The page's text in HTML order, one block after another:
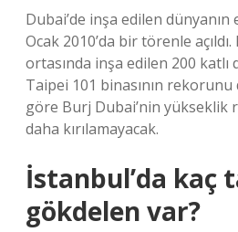
Dubai’de inşa edilen dünyanın
Ocak 2010’da bir törenle
ortasında inşa edilen 200 katlı
Taipei 101 binasının rekorunu
göre Burj Dubai’nin yükseklik
daha kırılamayacak.
İstanbul’da kaç
gökdelen var?